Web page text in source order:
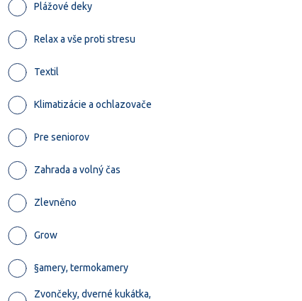
Plážové deky
Relax a vše proti stresu
Textil
Klimatizácie a ochlazovače
Pre seniorov
Zahrada a volný čas
Zlevněno
Grow
§amery, termokamery
Zvončeky, dverné kukátka,